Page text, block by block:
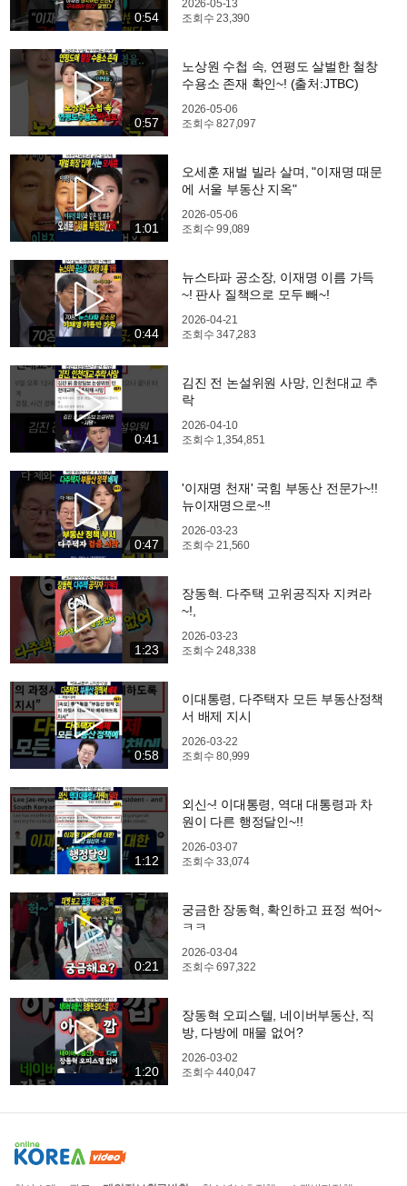
0:54
2026-05-13
조회수23,390
0:57
노상원 수첩 속, 연평도 살벌한 철창
수용소 존재 확인~! (출처:JTBC)
2026-05-06
조회수827,097
1:01
오세훈 재벌 빌라 살며, "이재명 때문
에 서울 부동산 지옥"
2026-05-06
조회수99,089
0:44
뉴스타파 공소장, 이재명 이름 가득
~! 판사 질책으로 모두 빼~!
2026-04-21
조회수347,283
0:41
김진 전 논설위원 사망, 인천대교 추
락
2026-04-10
조회수 1,354,851
0:47
'이재명 천재' 국힘 부동산 전문가~!!
뉴이재명으로~!!
2026-03-23
조회수21,560
1:23
장동혁. 다주택 고위공직자 지켜라
~!,
2026-03-23
조회수248,338
0:58
이대통령, 다주택자 모든 부동산정책
서 배제 지시
2026-03-22
조회수80,999
1:12
외신~! 이대통령, 역대 대통령과 차
원이 다른 행정달인~!!
2026-03-07
조회수33,074
0:21
궁금한 장동혁, 확인하고 표정 썩어~
ㅋㅋ
2026-03-04
조회수697,322
1:20
장동혁 오피스텔, 네이버부동산, 직
방, 다방에 매물 없어?
2026-03-02
조회수440,047